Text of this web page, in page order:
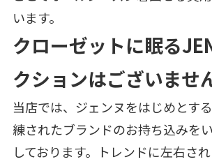
います。
クローゼットに眠る
クションはございませ
当店では、ジェンヌをはじめとす
練されたブランドのお持ち込みを
しております。トレンドに左右さ